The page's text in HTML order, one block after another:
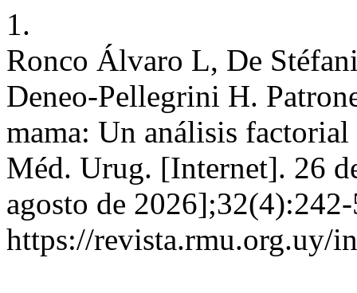
1.
Ronco Álvaro L, De
Deneo-Pellegrini H.
mama: Un análisis
Méd. Urug. [Internet]. 26
agosto de
https://revista.rmu.org.uy/